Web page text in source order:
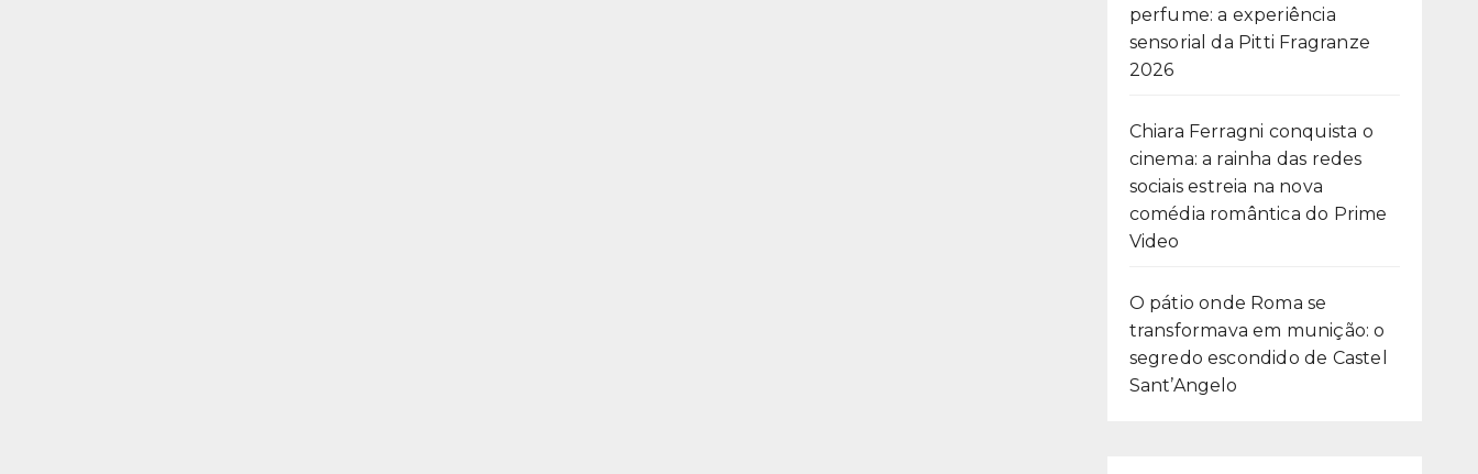
perfume: a experiência
sensorial da Pitti Fragranze
2026
Chiara Ferragni conquista o
cinema: a rainha das redes
sociais estreia na nova
comédia romântica do Prime
Video
O pátio onde Roma se
transformava em munição: o
segredo escondido de Castel
Sant’Angelo